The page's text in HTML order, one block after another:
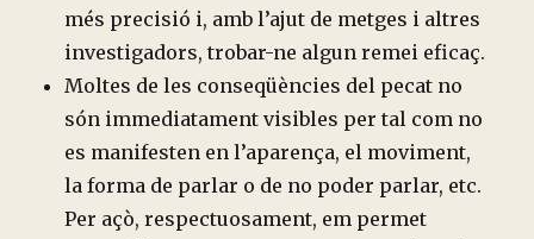
més precisió i, amb l’ajut de metges i altres
investigadors, trobar-ne algun remei eficaç.
Moltes de les conseqüències del pecat no
són immediatament visibles per tal com no
es manifesten en l’aparença, el moviment,
la forma de parlar o de no poder parlar, etc.
Per açò, respectuosament, em permet